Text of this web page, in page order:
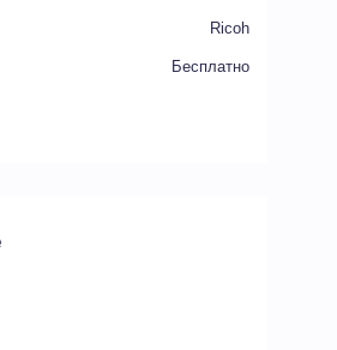
Ricoh
Бесплатно